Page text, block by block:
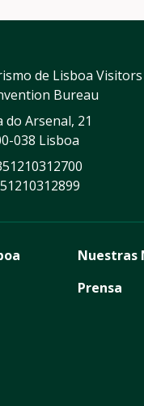
de Lisboa
Bureau
do Arsenal, 21
038 Lisboa
Nuestras
Prensa